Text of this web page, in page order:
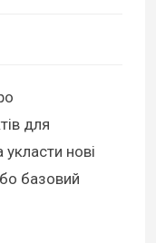
для
нові
базовий